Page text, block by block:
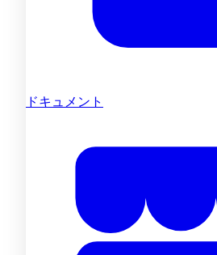
ドキュメント